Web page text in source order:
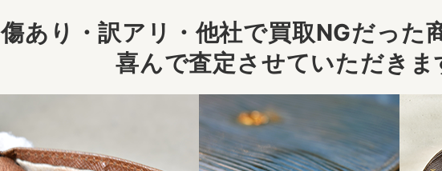
傷あり・訳アリ・他社で買取NGだった
喜んで査定させていただきま